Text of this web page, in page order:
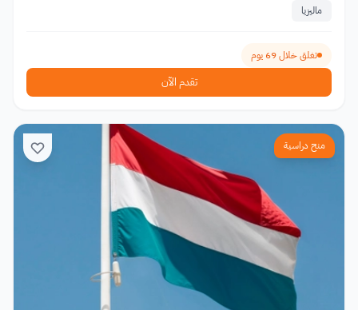
ماليزيا
تغلق خلال 69 يوم
تقدم الآن
منح دراسية